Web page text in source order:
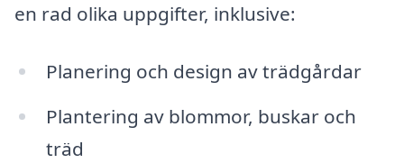
en rad olika uppgifter, inklusive:
Planering och design av trädgårdar
Plantering av blommor, buskar och
träd